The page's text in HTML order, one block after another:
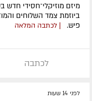
מיזם מוזיקלי־חסידי חדש
ביוזמת צמד השלוחים
פיש. | לכתבה המלאה
לכתבה
לפני 14 שעות